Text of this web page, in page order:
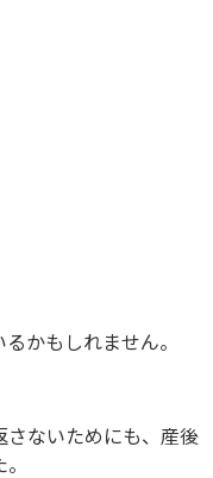
かもしれません。
さないためにも、産後